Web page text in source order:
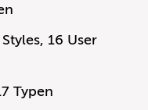
16 User
Typen